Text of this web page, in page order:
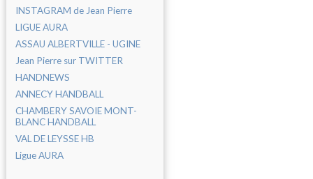
INSTAGRAM de Jean Pierre
LIGUE AURA
ASSAU ALBERTVILLE - UGINE
Jean Pierre sur TWITTER
HANDNEWS
ANNECY HANDBALL
CHAMBERY SAVOIE MONT-
BLANC HANDBALL
VAL DE LEYSSE HB
Ligue AURA